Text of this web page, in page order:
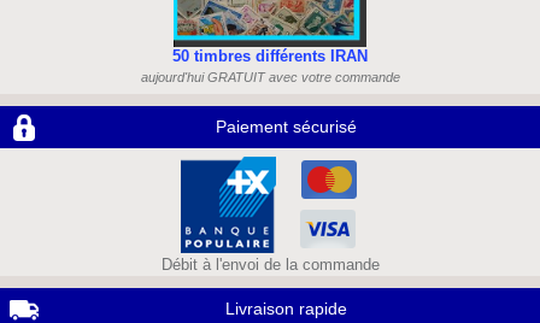
50 timbres différents IRAN
aujourd'hui GRATUIT avec votre commande
Paiement sécurisé
Débit à l'envoi de la commande
Livraison rapide